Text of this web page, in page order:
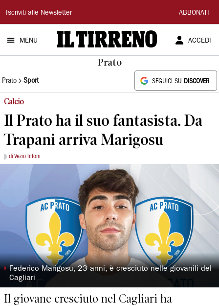
Il
Tirreno
Iscriviti alle Newsletter ABBONATI
MENU ACCEDI
Prato
Prato Sport SEGUICI SU DISCOVER
Calcio
Il Prato ha il suo fantasista. Da
Trapani arriva Marigosu
di Vezio Trifoni
◗Federico Marigosu, 23 anni, è cresciuto nelle giovanili del
Cagliari
Il giovane cresciuto nel Cagliari ha